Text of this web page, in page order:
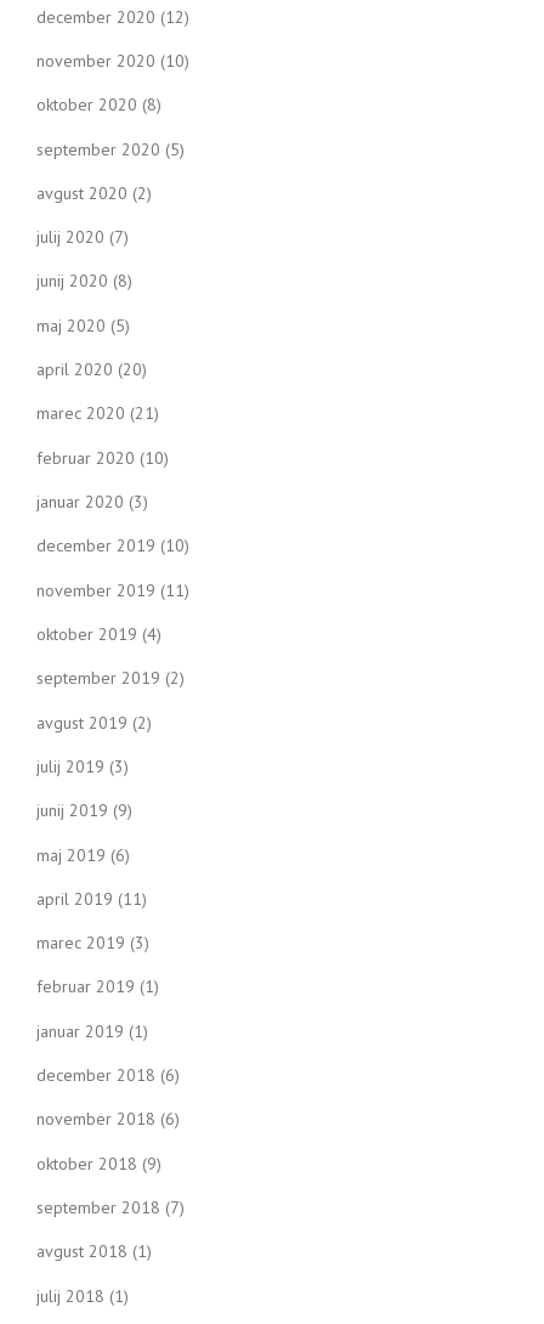
december 2020 (12)
november 2020 (10)
oktober 2020 (8)
september 2020 (5)
avgust 2020 (2)
julij 2020 (7)
junij 2020 (8)
maj 2020 (5)
april 2020 (20)
marec 2020 (21)
februar 2020 (10)
januar 2020 (3)
december 2019 (10)
november 2019 (11)
oktober 2019 (4)
september 2019 (2)
avgust 2019 (2)
julij 2019 (3)
junij 2019 (9)
maj 2019 (6)
april 2019 (11)
marec 2019 (3)
februar 2019 (1)
januar 2019 (1)
december 2018 (6)
november 2018 (6)
oktober 2018 (9)
september 2018 (7)
avgust 2018 (1)
julij 2018 (1)